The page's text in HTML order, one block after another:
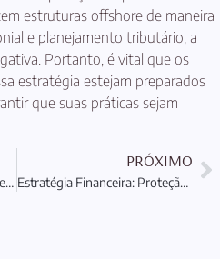
estruturas offshore de maneira
e planejamento tributário, a
Portanto, é vital que os
estratégia estejam preparados
que suas práticas sejam
Consultoria Patrimonial: Proteção e Planejamento Eficaz
PRÓXIMO
Estratégia Financeira: Proteção e Planejamento Patrimonial Eficaz